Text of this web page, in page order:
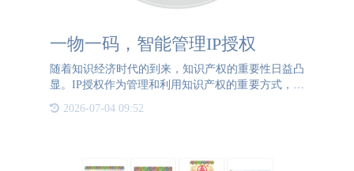
一物一码，智能管理IP授权
随着知识经济时代的到来，知识产权的重要性日益凸
显。IP授权作为管理和利用知识产权的重要方式，其
核心在于确保知识产权的合法使用与保护。在这一背
景下，一物一码防伪技术以其独特的优势，成为了智
2026-07-04 09:52